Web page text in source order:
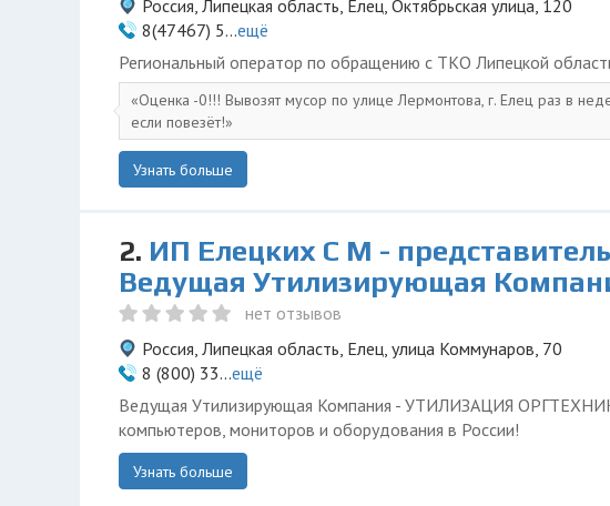
Россия, Липецкая область, Елец, Октябрьская улица, 120
8(47467) 5...ещё
Региональный оператор по обращению с ТКО Липецкой
Оценка -0!!! Вывозят мусор по улице Лермонтова, г. Елец раз в
если повезёт!
Узнать больше
2. ИП Елецких С М -
Ведущая Утилизирующая
нет отзывов
Россия, Липецкая область, Елец, улица Коммунаров, 70
8 (800) 33...ещё
Ведущая Утилизирующая Компания - УТИЛИЗАЦИЯ
компьютеров, мониторов и оборудования в России!
Узнать больше